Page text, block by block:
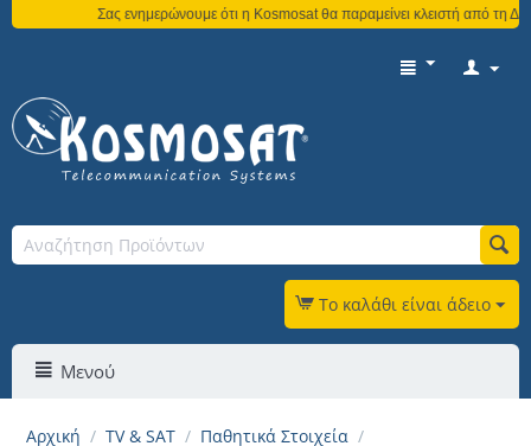
Σας ενημερώνουμε ότι η Kosmosat θα παραμείνει κλειστή από τη
Το καλάθι είναι άδειο
Μενού
Αρχική / TV & SAT / Παθητικά Στοιχεία /